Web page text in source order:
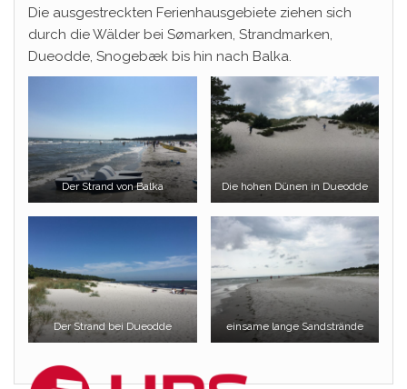
Die ausgestreckten Ferienhausgebiete ziehen sich
durch die Wälder bei Sømarken, Strandmarken,
Dueodde, Snogebæk bis hin nach Balka.
Der Strand von Balka Die hohen Dünen in Dueodde
Der Strand bei Dueodde einsame lange Sandstrände